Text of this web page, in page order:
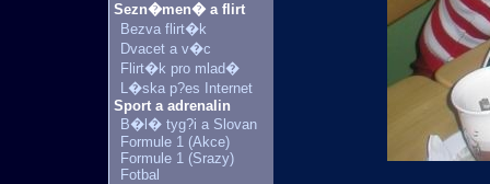
Sezn�men� a flirt
Bezva flirt�k
Dvacet a v�c
Flirt�k pro mlad�
L�ska p?es Internet
Sport a adrenalin
B�l� tyg?i a Slovan
Formule 1 (Akce)
Formule 1 (Srazy)
Fotbal